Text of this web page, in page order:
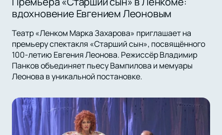
вдохновение Евгением Леоновым
Театр «Ленком Марка Захарова» приглашает на
премьеру спектакля «Старший сын», посвящённого
100-летию Евгения Леонова. Режиссёр Владимир
Панков объединяет пьесу Вампилова и мемуары
Леонова в уникальной постановке.